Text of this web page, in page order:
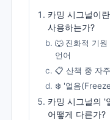
카밍 시그널이
사용하는가?
🐺 진화적 기
언어
📋 산책 중 자
❄️ '얼음
카밍 시그널의 '
어떻게 다른가?